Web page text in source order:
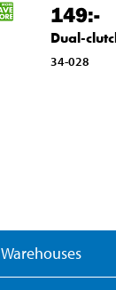
149:-
Dual-
34-028
Warehouses